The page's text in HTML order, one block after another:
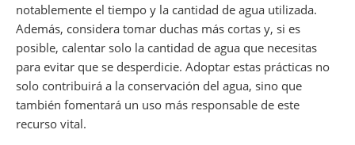
notablemente el tiempo y la cantidad de agua utilizada.
Además, considera tomar duchas más cortas y, si es
posible, calentar solo la cantidad de agua que necesitas
para evitar que se desperdicie. Adoptar estas prácticas no
solo contribuirá a la conservación del agua, sino que
también fomentará un uso más responsable de este
recurso vital.